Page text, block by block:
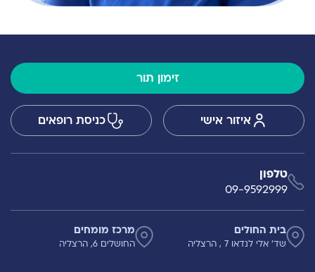
זימון תור
איזור אישי כניסת רופאים
טלפון
09-9592999
בית החולים
שד' אלי לנדאו 7 , הרצליה
מרכז מומחים
החושלים 6, הרצליה